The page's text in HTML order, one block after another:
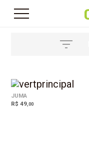
JUMA
R$ 49 ,00